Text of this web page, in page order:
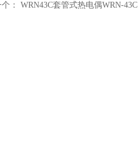
： WRN43C套管式热电偶WRN-43C